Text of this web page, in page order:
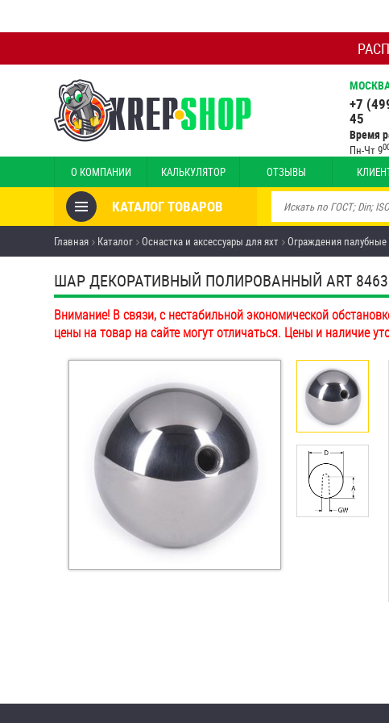
+7
45
Время
Пн-Чт 9
О КОМПАНИИ КАЛЬКУЛЯТОР ОТЗЫВЫ
КАТАЛОГ ТОВАРОВ
Товары со скидкой
Анкеры
Антивандальный крепёж,
инструмент
Болты и винты
Дюбели
Дюймовый крепёж
Заклепки (Гайки-Заклепки)
Оснастка и аксессуары для
Главная Каталог Оснастка и аксессуары для яхт Ограждения палубные
ШАР ДЕКОРАТИВНЫЙ ПОЛИРОВАННЫЙ ART 8463
Внимание! В связи, с нестабильной экономической
цены на товар на сайте могут отличаться. Цены и наличие